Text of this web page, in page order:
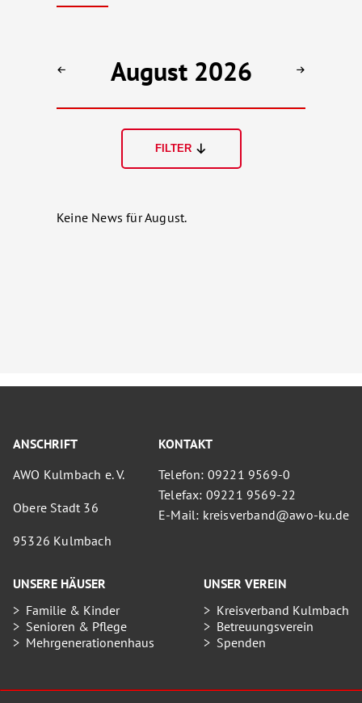
August 2026
FILTER
Keine News für August.
ANSCHRIFT
AWO Kulmbach e. V.
Obere Stadt 36
95326 Kulmbach
KONTAKT
Telefon: 09221 9569-0
Telefax: 09221 9569-22
E-Mail: kreisverband@awo-ku.de
UNSERE HÄUSER
Familie & Kinder
Senioren & Pflege
Mehrgenerationenhaus
UNSER VEREIN
Kreisverband Kulmbach
Betreuungsverein
Spenden